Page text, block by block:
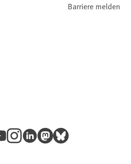
Barriere melden